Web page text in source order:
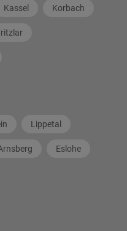
Kassel Korbach
Lippetal
Eslohe